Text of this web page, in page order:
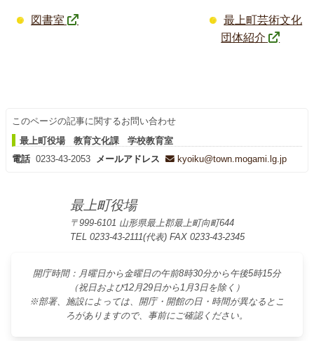
図書室
最上町芸術文化
団体紹介
このページの記事に関するお問い合わせ
最上町役場 教育文化課 学校教育室
電話 0233-43-2053 メールアドレス kyoiku@town.mogami.lg.jp
最上町役場
〒999-6101 山形県最上郡最上町向町644
TEL 0233-43-2111(代表) FAX 0233-43-2345
開庁時間：月曜日から金曜日の午前8時30分から午後5時15分
（祝日および12月29日から1月3日を除く）
※部署、施設によっては、開庁・開館の日・時間が異なるとこ
ろがありますので、事前にご確認ください。